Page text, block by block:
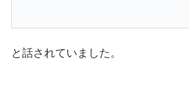
と話されていました。